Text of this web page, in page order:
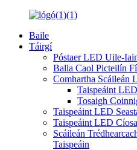
Baile
Táirgí
Póstaer LED Uile-
Balla Caol Picteilín
Comhartha Scáileán
Taispeáint
Tosaigh
Taispeáint LED
Taispeáint LED
Scáileán
Taispeáin